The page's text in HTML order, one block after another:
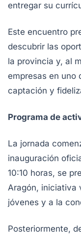
entregar su
Este encuentro
descubrir las
la provincia y, al
empresas en uno
captación y
Programa de
La jornada
inauguración
10:10 horas, se
Aragón, iniciativa
jóvenes y a la
Posteriormente,